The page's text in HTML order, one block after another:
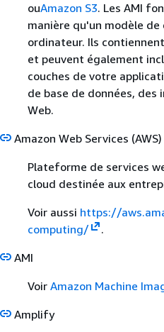
ouAmazon S3. Les AMI
manière qu'un modèle
ordinateur. Ils
et peuvent également
couches de votre
de base de données,
Web.
Amazon Web Services (AWS)
Plateforme de services
cloud destinée aux
Voir aussi https://
computing/
.
AMI
Voir Amazon Machine
Amplify